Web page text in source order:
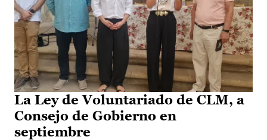
La Ley de Voluntariado de CLM, a
Consejo de Gobierno en
septiembre